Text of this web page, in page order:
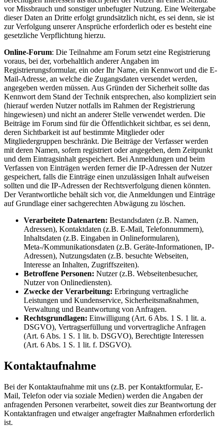
vor Missbrauch und sonstiger unbefugter Nutzung. Eine Weitergabe
dieser Daten an Dritte erfolgt grundsätzlich nicht, es sei denn, sie ist
zur Verfolgung unserer Ansprüche erforderlich oder es besteht eine
gesetzliche Verpflichtung hierzu.
Online-Forum: Die Teilnahme am Forum setzt eine Registrierung
voraus, bei der, vorbehaltlich anderer Angaben im
Registrierungsformular, ein oder Ihr Name, ein Kennwort und die E-
Mail-Adresse, an welche die Zugangsdaten versendet werden,
angegeben werden müssen. Aus Gründen der Sicherheit sollte das
Kennwort dem Stand der Technik entsprechen, also kompliziert sein
(hierauf werden Nutzer notfalls im Rahmen der Registrierung
hingewiesen) und nicht an anderer Stelle verwendet werden. Die
Beiträge im Forum sind für die Öffentlichkeit sichtbar, es sei denn,
deren Sichtbarkeit ist auf bestimmte Mitglieder oder
Mitgliedergruppen beschränkt. Die Beiträge der Verfasser werden
mit deren Namen, sofern registriert oder angegeben, dem Zeitpunkt
und dem Eintragsinhalt gespeichert. Bei Anmeldungen und beim
Verfassen von Einträgen werden ferner die IP-Adressen der Nutzer
gespeichert, falls die Einträge einen unzulässigen Inhalt aufweisen
sollten und die IP-Adressen der Rechtsverfolgung dienen könnten.
Der Verantwortliche behält sich vor, die Anmeldungen und Einträge
auf Grundlage einer sachgerechten Abwägung zu löschen.
Verarbeitete Datenarten: Bestandsdaten (z.B. Namen,
Adressen), Kontaktdaten (z.B. E-Mail, Telefonnummern),
Inhaltsdaten (z.B. Eingaben in Onlineformularen),
Meta-/Kommunikationsdaten (z.B. Geräte-Informationen, IP-
Adressen), Nutzungsdaten (z.B. besuchte Webseiten,
Interesse an Inhalten, Zugriffszeiten).
Betroffene Personen: Nutzer (z.B. Webseitenbesucher,
Nutzer von Onlinediensten).
Zwecke der Verarbeitung: Erbringung vertragliche
Leistungen und Kundenservice, Sicherheitsmaßnahmen,
Verwaltung und Beantwortung von Anfragen.
Rechtsgrundlagen: Einwilligung (Art. 6 Abs. 1 S. 1 lit. a.
DSGVO), Vertragserfüllung und vorvertragliche Anfragen
(Art. 6 Abs. 1 S. 1 lit. b. DSGVO), Berechtigte Interessen
(Art. 6 Abs. 1 S. 1 lit. f. DSGVO).
Kontaktaufnahme
Bei der Kontaktaufnahme mit uns (z.B. per Kontaktformular, E-
Mail, Telefon oder via soziale Medien) werden die Angaben der
anfragenden Personen verarbeitet, soweit dies zur Beantwortung der
Kontaktanfragen und etwaiger angefragter Maßnahmen erforderlich
ist.